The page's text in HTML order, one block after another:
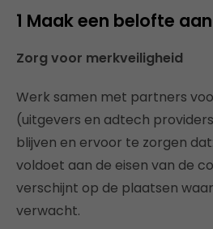
1 Maak een belofte
Zorg voor merkveiligheid
Werk samen met partners
(uitgevers en adtech
blijven en ervoor te zorgen
voldoet aan de eisen van de
verschijnt op de plaatsen
verwacht.